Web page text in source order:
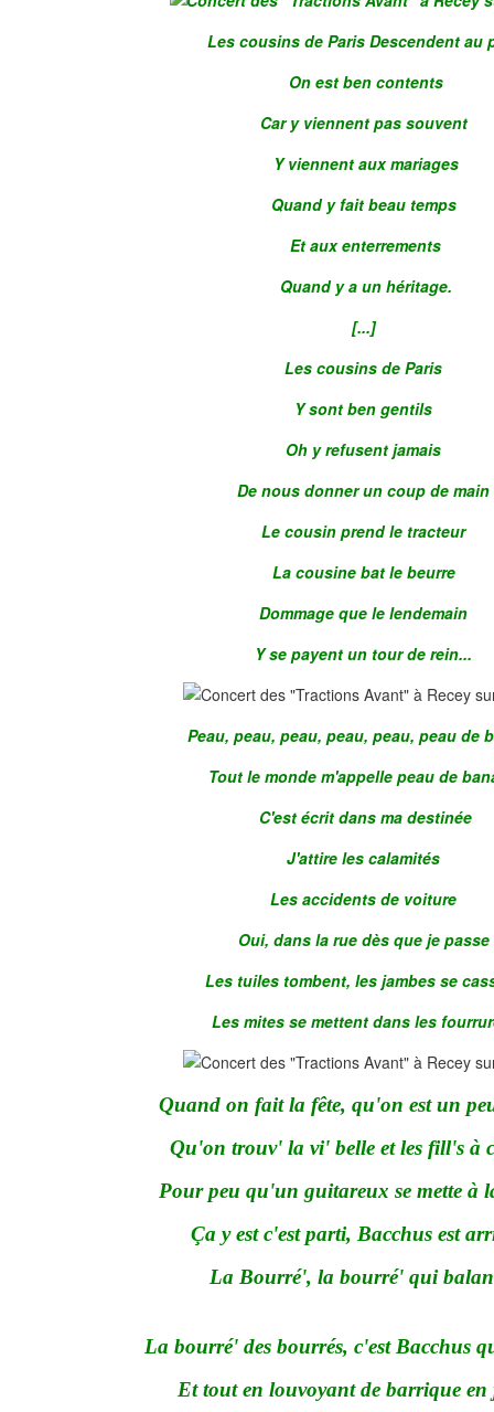
Les cousins de Paris Descendent au
On est ben contents
Car y viennent pas souvent
Y viennent aux mariages
Quand y fait beau temps
Et aux enterrements
Quand y a un héritage.
[...]
Les cousins de Paris
Y sont ben gentils
Oh y refusent jamais
De nous donner un coup de main
Le cousin prend le tracteur
La cousine bat le beurre
Dommage que le lendemain
Y se payent un tour de rein...
Peau, peau, peau, peau, peau, peau de
Tout le monde m'appelle peau de
C'est écrit dans ma destinée
J'attire les calamités
Les accidents de voiture
Oui, dans la rue dès que je passe
Les tuiles tombent, les jambes se
Les mites se mettent dans les
Quand on fait la fête, qu'on est un
Qu'on trouv' la vi' belle et les fill's à
Pour peu qu'un guitareux se mette à
Ça y est c'est parti, Bacchus est
La Bourré', la bourré' qui
La bourré' des bourrés, c'est Bacchus
Et tout en louvoyant de barrique